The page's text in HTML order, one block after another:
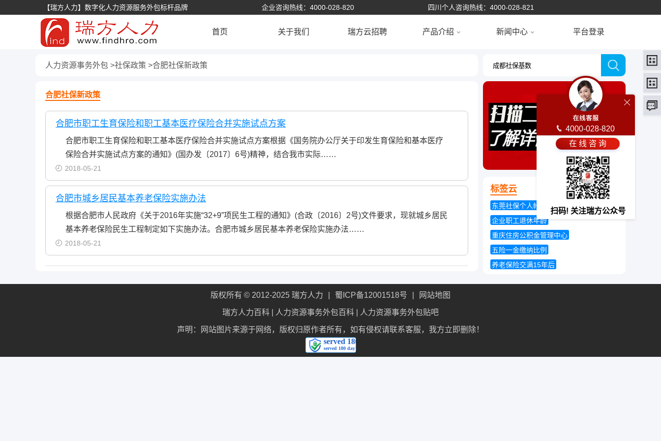
【瑞方人力】数字化人力资源服务外包标杆品牌 企业咨询热线：4000-028-820 四川个人咨询热线：4000-028-821
首页 关于我们 瑞方云招聘 产品介绍 新闻中心 平台登录
人力资源事务外包 社保政策 合肥社保新政策
合肥社保新政策
合肥市职工生育保险和职工基本医疗保险合并实施试点方案
合肥市职工生育保险和职工基本医疗保险合并实施试点方案根据《国务院办公厅关于印发生育保险和基本医疗
保险合并实施试点方案的通知》(国办发〔2017〕6号)精神，结合我市实际……
2018-05-21
合肥市城乡居民基本养老保险实施办法
根据合肥市人民政府《关于2016年实施“32+9”项民生工程的通知》(合政〔2016〕2号)文件要求，现就城乡居民
基本养老保险民生工程制定如下实施办法。合肥市城乡居民基本养老保险实施办法……
2018-05-21
标签云
东莞社保个人帐户查询
企业职工退休年龄
重庆住房公积金管理中心
五险一金缴纳比例
养老保险交满15年后
版权所有 © 2012-2025 瑞方人力 蜀ICP备12001518号 网站地图
瑞方人力百科 人力资源事务外包百科 人力资源事务外包贴吧
声明：网站图片来源于网络，版权归原作者所有，如有侵权请联系客服，我方立即删除！
4000-028-820
在 线 咨 询
扫码! 关注瑞方公众号